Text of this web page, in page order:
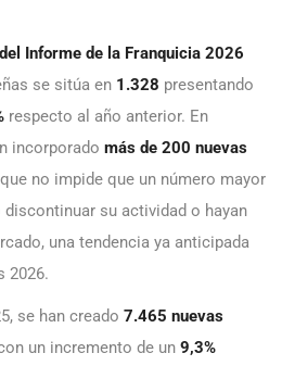
Informe de la Franquicia 2026
se sitúa en 1.328 presentando
respecto al año anterior. En
incorporado más de 200 nuevas
no impide que un número mayor
su actividad o hayan
una tendencia ya anticipada
2026.
se han creado 7.465 nuevas
un incremento de un 9,3%